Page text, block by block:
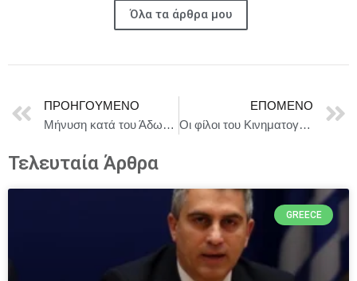
Όλα τα άρθρα μου
ΠΡΟΗΓΟΎΜΕΝΟ
Μήνυση κατά του Άδωνι Γεωργιάδη καταθέτει ο Νίκος Ανδρουλάκης, κάνοντας λόγο για ψευδείς και συκοφαντικούς ισχυρισμούς.
ΕΠΌΜΕΝΟ
Οι φίλοι του Κινηματογράφου 2026 : ΗΜΕΡΕΣ ΚΙΝΗΜΑΤΟΓΡΑΦΟΥ
Τελευταία Άρθρα
GREECE